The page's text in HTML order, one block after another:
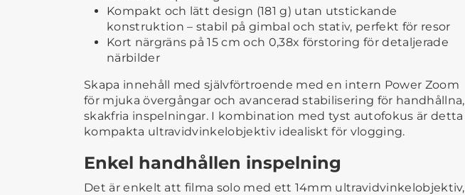
Kompakt och lätt design (181 g) utan utstickande
konstruktion – stabil på gimbal och stativ, perfekt för resor
Kort närgräns på 15 cm och 0,38x förstoring för detaljerade
närbilder
Skapa innehåll med självförtroende med en intern Power Zoom
för mjuka övergångar och avancerad stabilisering för handhållna,
skakfria inspelningar. I kombination med tyst autofokus är detta
kompakta ultravidvinkelobjektiv idealiskt för vlogging.
Enkel handhållen inspelning
Det är enkelt att filma solo med ett 14mm ultravidvinkelobjektiv,